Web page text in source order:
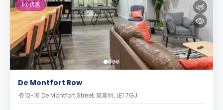
1个优惠
De Montfort Row
12-16 De Montfort Street, 莱斯特, LE1 7GJ